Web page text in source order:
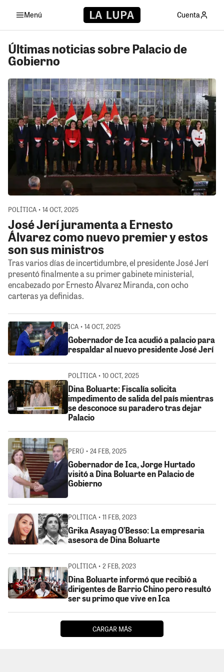
Menú Cuenta
Últimas noticias sobre Palacio de
Gobierno
POLÍTICA • 14 OCT, 2025
José Jerí juramenta a Ernesto
Álvarez como nuevo premier y estos
son sus ministros
Tras varios días de incertidumbre, el presidente José Jerí
presentó finalmente a su primer gabinete ministerial,
encabezado por Ernesto Álvarez Miranda, con ocho
carteras ya definidas.
ICA • 14 OCT, 2025
Gobernador de Ica acudió a palacio para
respaldar al nuevo presidente José Jerí
POLÍTICA • 10 OCT, 2025
Dina Boluarte: Fiscalía solicita
impedimento de salida del país mientras
se desconoce su paradero tras dejar
Palacio
PERÚ • 24 FEB, 2025
Gobernador de Ica, Jorge Hurtado
visitó a Dina Boluarte en Palacio de
Gobierno
POLÍTICA • 11 FEB, 2023
Grika Asayag O’Besso: La empresaria
asesora de Dina Boluarte
POLÍTICA • 2 FEB, 2023
Dina Boluarte informó que recibió a
dirigentes de Barrio Chino pero resultó
ser su primo que vive en Ica
CARGAR MÁS